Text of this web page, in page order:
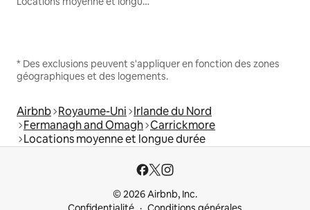
* Des exclusions peuvent s'appliquer en fonction des zones
géographiques et des logements.
Airbnb Royaume-Uni Irlande du Nord
Fermanagh and Omagh Carrickmore
Locations moyenne et longue durée
© 2026 Airbnb, Inc.